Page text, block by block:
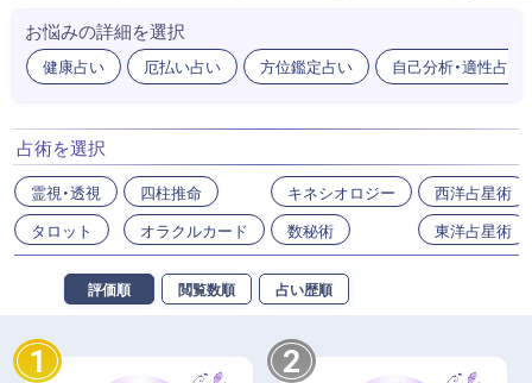
お悩みの詳細を選択
健康占い 厄払い占い 方位鑑定占い 自己分析・適性占い
占術を選択
霊視・透視
タロット
四柱推命
オラクルカード
キネシオロジー
数秘術
西洋占星術
東洋占星術
評価順 閲覧数順 占い歴順
1 2